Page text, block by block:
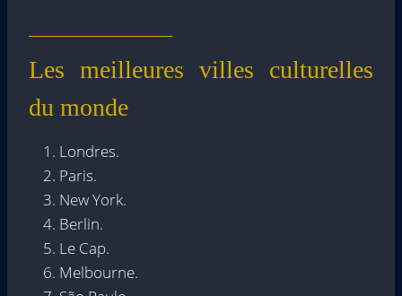
Les meilleures villes culturelles
du monde
Londres.
Paris.
New York.
Berlin.
Le Cap.
Melbourne.